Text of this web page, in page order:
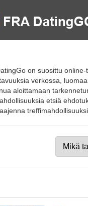
on suosittu
verkossa,
aloittamaan
etsiä